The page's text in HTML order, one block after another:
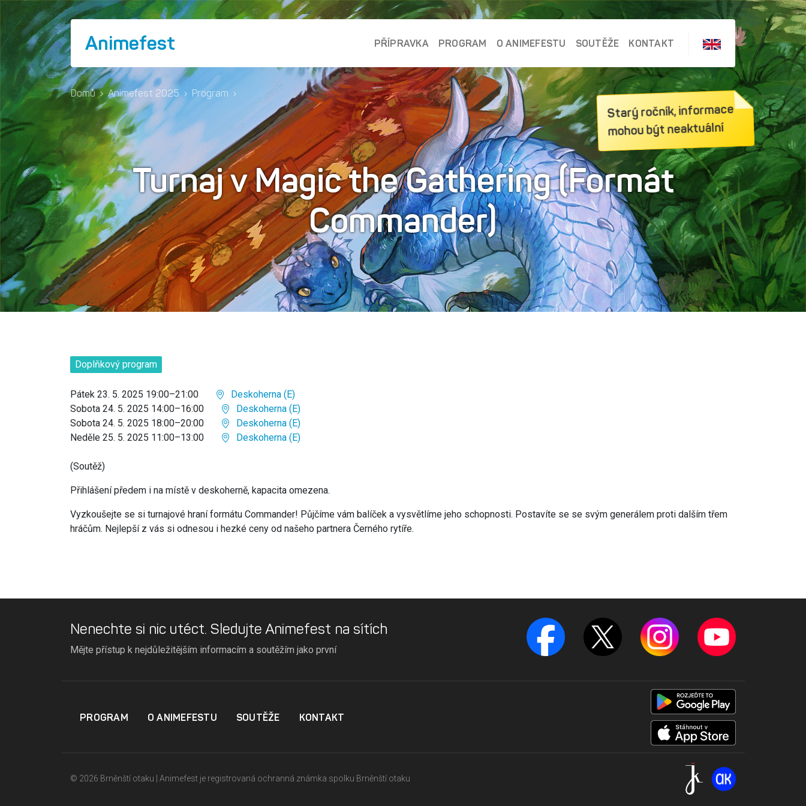
Animefest PŘÍPRAVKA PROGRAM O ANIMEFESTU SOUTĚŽE KONTAKT
Domů › Animefest 2025 › Program ›
Turnaj v Magic the Gathering (Formát
Commander)
Starý ročník, informace
mohou být neaktuální
Doplňkový program
Pátek 23. 5. 2025 19:00–21:00
Deskoherna (E)
Sobota 24. 5. 2025 14:00–16:00
Deskoherna (E)
Sobota 24. 5. 2025 18:00–20:00
Deskoherna (E)
Neděle 25. 5. 2025 11:00–13:00
Deskoherna (E)
(Soutěž)
Přihlášení předem i na místě v deskoherně, kapacita omezena.
Vyzkoušejte se si turnajové hraní formátu Commander! Půjčíme vám balíček a vysvětlíme jeho schopnosti. Postavíte se se svým generálem proti dalším třem
hráčům. Nejlepší z vás si odnesou i hezké ceny od našeho partnera Černého rytíře.
Nenechte si nic utéct. Sledujte Animefest na sítích
Mějte přístup k nejdůležitějším informacím a soutěžím jako první
PROGRAM O ANIMEFESTU SOUTĚŽE KONTAKT
© 2026 Brněnští otaku | Animefest je registrovaná ochranná známka spolku Brněnští otaku